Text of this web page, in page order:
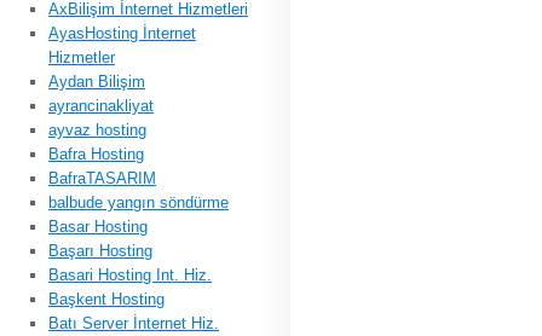
AxBilişim İnternet Hizmetleri
AyasHosting İnternet
Hizmetler
Aydan Bilişim
ayrancinakliyat
ayvaz hosting
Bafra Hosting
BafraTASARIM
balbude yangın söndürme
Basar Hosting
Başarı Hosting
Basari Hosting Int. Hiz.
Başkent Hosting
Batı Server İnternet Hiz.